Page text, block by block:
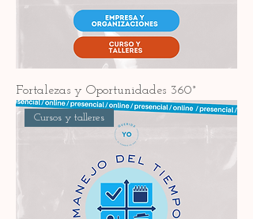
Fortalezas y Oportunidades 360°
Cursos y talleres